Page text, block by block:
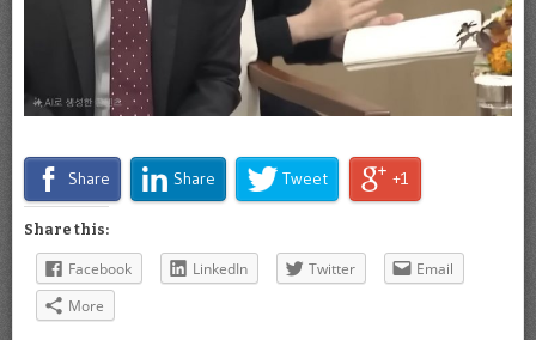
Share Share Tweet +1
Share this:
Facebook LinkedIn Twitter
Email
More